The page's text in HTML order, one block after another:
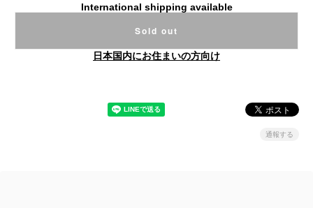
International shipping available
Sold out
日本国内にお住まいの方向け
通報する